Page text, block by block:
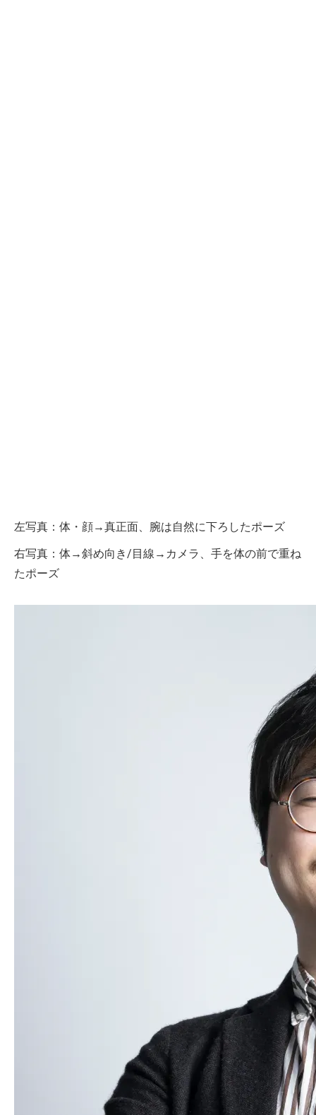
左写真：体・顔→真正面、腕は自然に下ろしたポーズ
右写真：体→斜め向き/目線→カメラ、手を体の前で重ね
たポーズ